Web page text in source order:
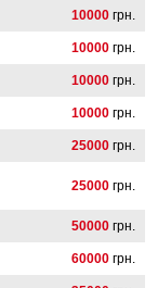
10000 грн.
10000 грн.
10000 грн.
10000 грн.
25000 грн.
25000 грн.
50000 грн.
60000 грн.